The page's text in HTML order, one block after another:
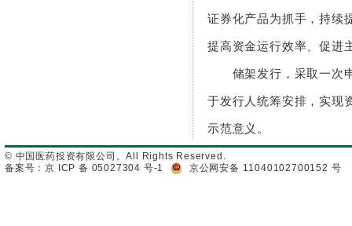
证券化产品为抓手，持续
提高资金运行效率、促进
储架发行，采取一次申
于发行人统筹安排，实现
示范意义。
© 中国医药投资有限公司。All Rights Reserved.
备案号：京 ICP 备 05027304 号-1
京公网安备 11040102700152 号